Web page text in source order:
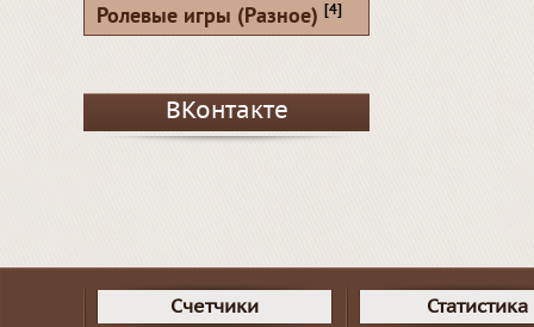
Ролевые игры (Разное) [4]
ВКонтакте
Счетчики Статистика